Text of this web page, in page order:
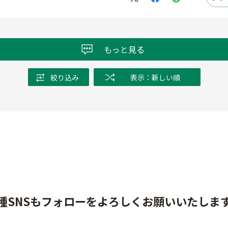
もっと見る
絞り込み 表示：新しい順
SNSもフォローをよろしくお願いいたしま